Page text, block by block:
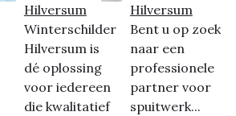
Hilversum
Winterschilder
Hilversum is
dé oplossing
voor iedereen
die kwalitatief
Hilversum
Bent u op zoek
naar een
professionele
partner voor
spuitwerk...